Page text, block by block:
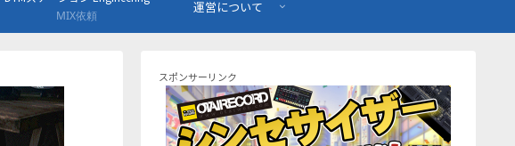
MIX依頼
運営について
スポンサーリンク